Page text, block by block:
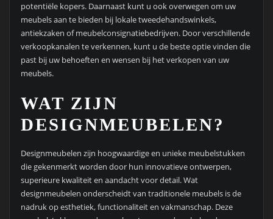
potentiële kopers. Daarnaast kunt u ook overwegen om uw
meubels aan te bieden bij lokale tweedehandswinkels,
antiekzaken of meubelconsignatiebedrijven. Door verschillende
verkoopkanalen te verkennen, kunt u de beste optie vinden die
past bij uw behoeften en wensen bij het verkopen van uw
meubels.
WAT ZIJN
DESIGNMEUBELEN?
Designmeubelen zijn hoogwaardige en unieke meubelstukken
die gekenmerkt worden door hun innovatieve ontwerpen,
superieure kwaliteit en aandacht voor detail. Wat
designmeubelen onderscheidt van traditionele meubels is de
nadruk op esthetiek, functionaliteit en vakmanschap. Deze